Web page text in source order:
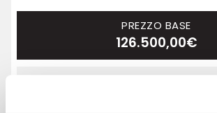
PREZZO BASE
126.500,00€